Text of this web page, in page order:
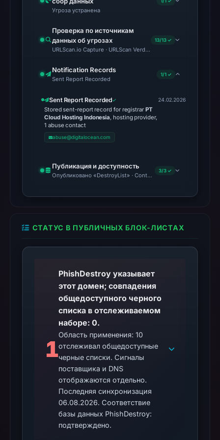
available;
reachability
is
Other
No
external
matches
recorded
in
Aug
18:20
UTC.
AlienVault
OTX
recorded
0
community
pulse
references
on
Mar
1,
2026
Угроза устранена
Проверка по источникам
данных об угрозах
URLScan.io Capture · URLScan Verdict · Cloudflare Radar
13/13 ✓
Notification Records
Sent Report Recorded
1/1 ✓
Sent Report Recorded
Stored sent-report record for registrar PT
Cloud Hosting Indonesia, hosting provider,
1 abuse contact
abuse@digitalocean.com
24.02.2026
Публикация и доступность
Опубликовано «DestroyList» · Content Observed Unavailable
3/3 ✓
СТАТУС В ПУБЛИЧНЫХ БЛОК-ЛИСТАХ
1
PhishDestroy указывает
этот домен; совпадения
общедоступного черного
списка в отслеживаемом
наборе: 0.
Область применения: 10
отслеживал общедоступные
черные списки. Сигналы
поставщика и DNS
отображаются отдельно.
Последняя синхронизация
06.08.2026. Соответствие
базы данных PhishDestroy:
подтверждено.